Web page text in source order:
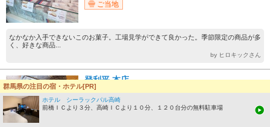
ご当地
なかなか入手できないこのお菓子。工場見学ができて良かった。季節限定の商品が多
く、好きな商品...
by ヒロキックさん
登利平 本店
ご当地
群馬県の注目の宿・ホテル[PR]
ホテル シーラックパル高崎
前橋ＩＣより３分、高崎ＩＣより１０分、１２０台分の無料駐車場